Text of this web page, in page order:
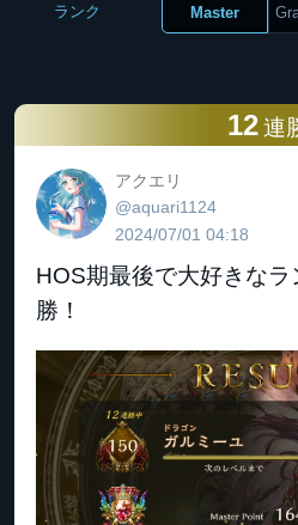
ランク Master
12 連
アクエリ
@aquari1124
2024/07/01 04:18
HOS期最後で大好きな
勝！